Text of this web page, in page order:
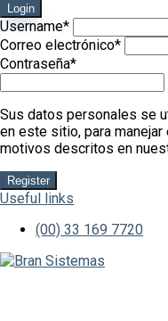
Login
Username*
Correo electrónico*
Contraseña*
Sus datos personales se
en este sitio, para
motivos descritos en
Register
Useful links
(00) 33 169 7720